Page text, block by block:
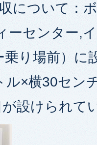
について：
ーセンター,
乗り場前）に
ル×横30セン
設けられて